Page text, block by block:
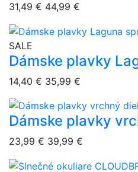
31,49 € 44,99 €
overlay bg
SALE
Dámske plavky
14,40 € 35,99 €
overlay bg
Dámske plavky
23,99 € 39,99 €